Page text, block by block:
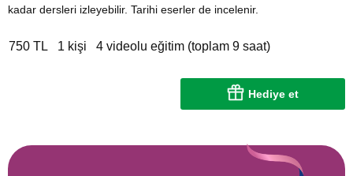
kadar dersleri izleyebilir. Tarihi eserler de incelenir.
750 TL 1 kişi 4 videolu eğitim (toplam 9 saat)
Hediye et